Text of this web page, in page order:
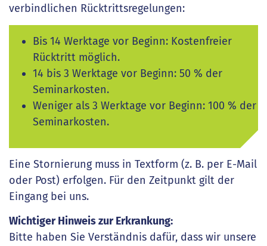
verbindlichen Rücktrittsregelungen:
Bis 14 Werktage vor Beginn: Kostenfreier
Rücktritt möglich.
14 bis 3 Werktage vor Beginn: 50 % der
Seminarkosten.
Weniger als 3 Werktage vor Beginn: 100 % der
Seminarkosten.
Eine Stornierung muss in Textform (z. B. per E-Mail
oder Post) erfolgen. Für den Zeitpunkt gilt der
Eingang bei uns.
Wichtiger Hinweis zur Erkrankung:
Bitte haben Sie Verständnis dafür, dass wir unsere